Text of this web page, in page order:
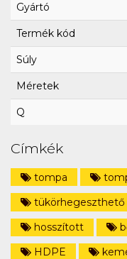
Gyártó
Termék kód
Súly
Méretek
Q
Címkék
tompa
tükörhegeszthető
hosszított
HDPE